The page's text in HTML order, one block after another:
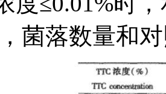
菌落数量和